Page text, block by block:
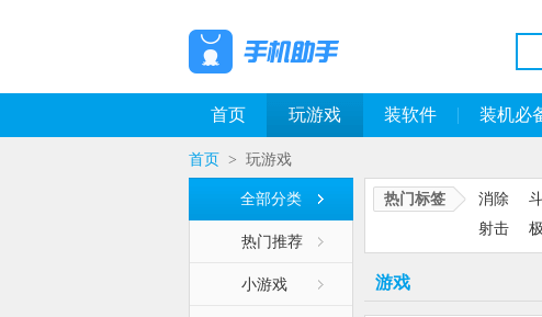
首页 玩游戏 装软件 装机必
首页 > 玩游戏
全部分类
热门推荐
小游戏
热门标签 消除
射击
游戏